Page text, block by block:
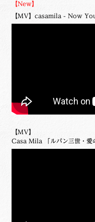
【New】
【MV】casamila - Now
【MV】
Casa Mila 「ルパン三世・愛